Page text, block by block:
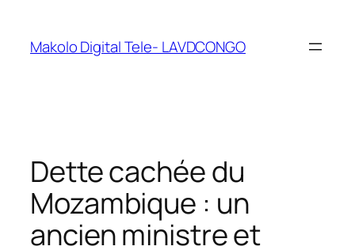
Makolo Digital Tele- LAVDCONGO
Dette cachée du
Mozambique : un
ancien ministre et